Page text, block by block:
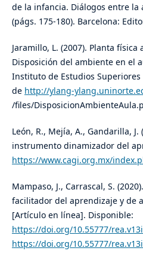
de la infancia. Diálogos entre
(págs. 175-180). Barcelona:
Jaramillo, L. (2007). Planta
Disposición del ambiente en el
Instituto de Estudios
de http://ylang-
/files/
León, R., Mejía, A., Gandarilla,
instrumento dinamizador del
https://www.cagi.org.mx/
Mampaso, J., Carrascal, S.
facilitador del aprendizaje y de
[Artículo en línea]. Disponible:
https://doi.org/10.55777/
https://doi.org/10.55777/